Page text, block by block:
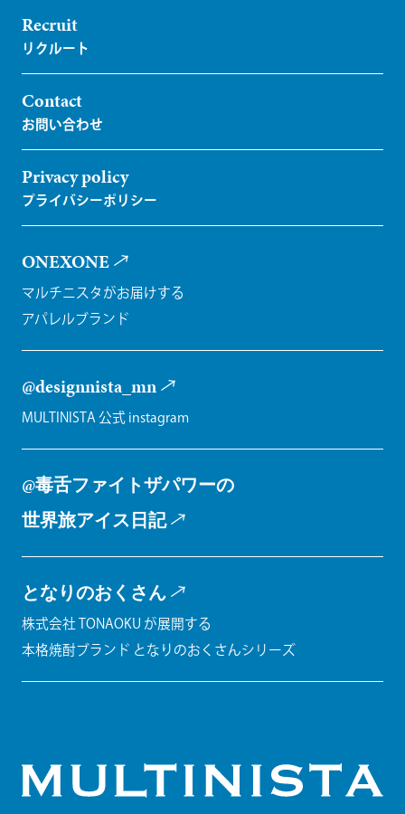
Recruit
Contact
Privacy policy
ONEXONE
マルチニスタがお届けする
アパレルブランド
@designnista_mn
MULTINISTA 公式 instagram
@毒舌ファイトザパワーの
世界旅アイス日記
となりのおくさん
株式会社 TONAOKU が展開する
本格焼酎ブランド となりのおくさんシリーズ